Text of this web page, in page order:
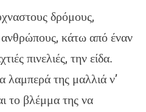
δρόμους,
κάτω από έναν
πινελιές, την είδα.
λαμπερά της μαλλιά ν’
το βλέμμα της να